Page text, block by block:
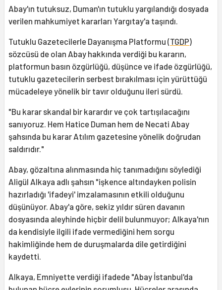
Abay'ın tutuksuz, Duman'ın tutuklu yargılandığı dosyada
verilen mahkumiyet kararları Yargıtay'a taşındı.
Tutuklu Gazetecilerle Dayanışma Platformu (TGDP)
sözcüsü de olan Abay hakkında verdiği bu kararın,
platformun basın özgürlüğü, düşünce ve ifade özgürlüğü,
tutuklu gazetecilerin serbest bırakılması için yürüttüğü
mücadeleye yönelik bir tavır olduğunu ileri sürdü.
"Bu karar skandal bir karardır ve çok tartışılacağını
sanıyoruz. Hem Hatice Duman hem de Necati Abay
şahsında bu karar Atılım gazetesine yönelik doğrudan
saldırıdır."
Abay, gözaltına alınmasında hiç tanımadığını söylediği
Aligül Alkaya adlı şahsın "işkence altındayken polisin
hazırladığı 'ifadeyi' imzalamasının etkili olduğunu
düşünüyor. Abay'a göre, sekiz yıldır süren davanın
dosyasında aleyhinde hiçbir delil bulunmuyor; Alkaya'nın
da kendisiyle ilgili ifade vermediğini hem sorgu
hakimliğinde hem de duruşmalarda dile getirdiğini
kaydetti.
Alkaya, Emniyette verdiği ifadede "Abay İstanbul'da